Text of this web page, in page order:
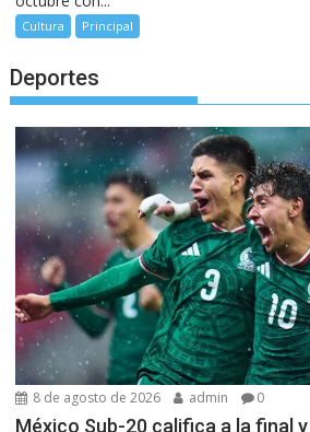
Cultura Principal
Deportes
8 de agosto de 2026 admin 0
México Sub-20 califica a la final